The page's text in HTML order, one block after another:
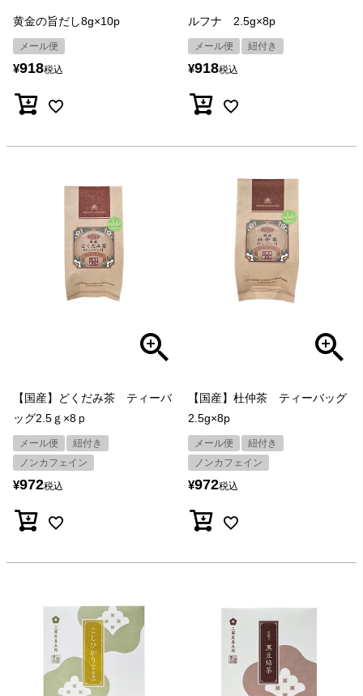
黄金の旨だし8g×10p
メール便
¥918税込
ルフナ 2.5g×8p
メール便 紐付き
¥918税込
【国産】どくだみ茶 ティーバ
ッグ2.5ｇ×8ｐ
メール便
紐付き
ノンカフェイン
¥972税込
【国産】杜仲茶 ティーバッグ
2.5g×8p
メール便
紐付き
ノンカフェイン
¥972税込